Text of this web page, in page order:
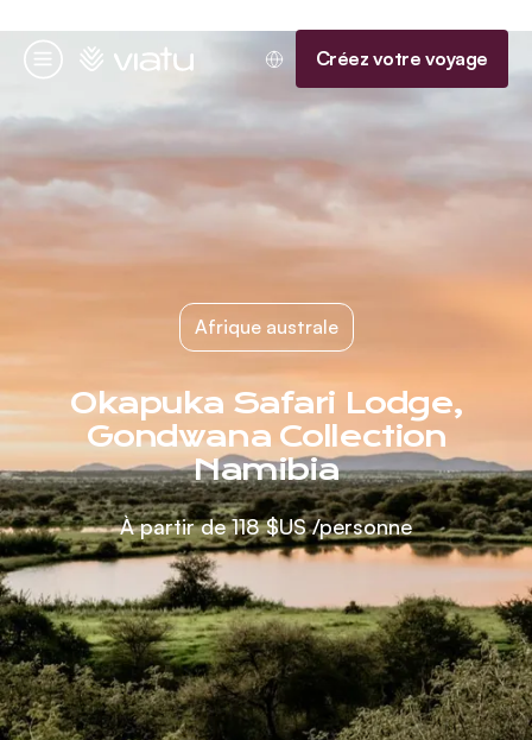
Menu
Accueil Créez votre voyage
Afrique australe
Okapuka Safari Lodge,
Gondwana Collection
Namibia
À partir de118 $US/personne